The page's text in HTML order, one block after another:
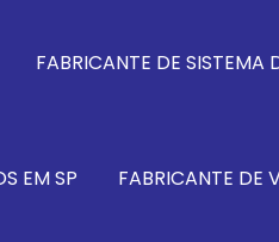
FABRICANTE DE SISTEMA
EM SP FABRICANTE DE